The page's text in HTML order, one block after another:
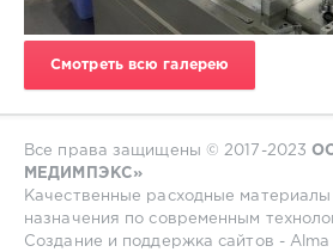
Смотреть всю галерею
Все права защищены © 2017-2023
МЕДИМПЭКС»
Качественные расходные материалы
назначения по современным
Создание и поддержка сайтов - Alma